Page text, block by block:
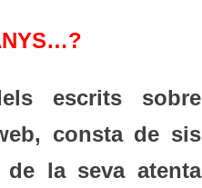
escrits sobre
consta de sis
la seva atenta